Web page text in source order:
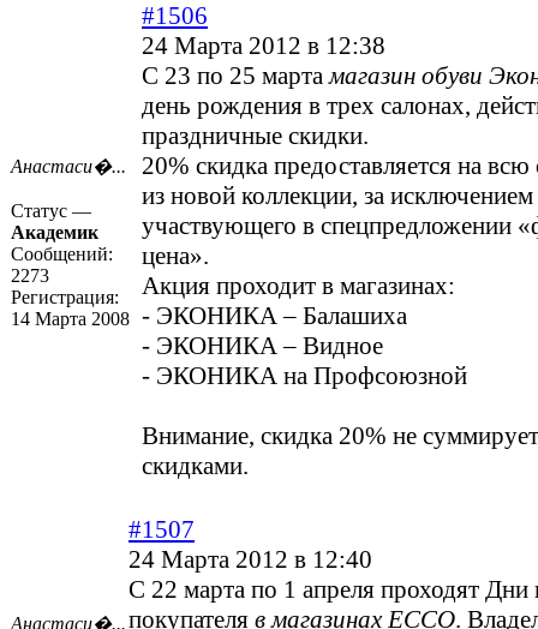
Анастаси�...
Статус —
Академик
Сообщений:
2273
Регистрация:
14 Марта 2008
#1506
24 Марта 2012 в 12:38
С 23 по 25 мартамагазин обуви
день рождения в трех салонах,
праздничные скидки.
20% скидка предоставляется на
из новой коллекции, за исключением
участвующего в спецпредложении
цена».
Акция проходит в магазинах:
- ЭКОНИКА – Балашиха
- ЭКОНИКА – Видное
- ЭКОНИКА на Профсоюзной
Внимание, скидка 20% не
скидками.
Анастаси�...
#1507
24 Марта 2012 в 12:40
С 22 марта по 1 апреля проходят Дни
покупателя в магазинах ECCO.